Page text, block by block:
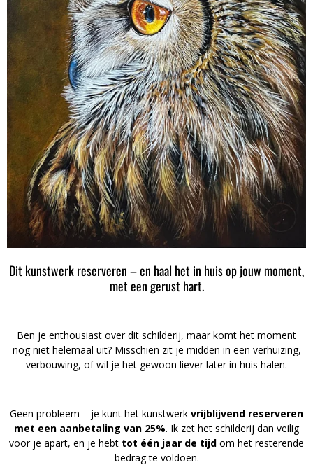
Dit kunstwerk reserveren – en haal het in huis op jouw moment,
met een gerust hart.
Ben je enthousiast over dit schilderij, maar komt het moment
nog niet helemaal uit? Misschien zit je midden in een verhuizing,
verbouwing, of wil je het gewoon liever later in huis halen.
Geen probleem – je kunt het kunstwerk vrijblijvend reserveren
met een aanbetaling van 25%. Ik zet het schilderij dan veilig
voor je apart, en je hebt tot één jaar de tijd om het resterende
bedrag te voldoen.